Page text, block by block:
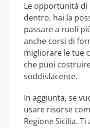
Le opportunità di
dentro, hai la
passare a ruoli
anche corsi di
migliorare le tue
che puoi
soddisfacente.
In aggiunta, se
usare risorse
Regione Sicilia.